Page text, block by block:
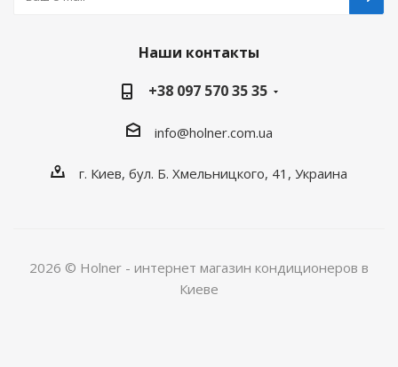
Наши контакты
+38 097 570 35 35
info@holner.com.ua
г. Киев, бул. Б. Хмельницкого, 41, Украина
2026 © Holner - интернет магазин кондиционеров в
Киеве